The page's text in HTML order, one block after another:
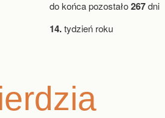
do końca pozostało267dni
14.tydzień roku